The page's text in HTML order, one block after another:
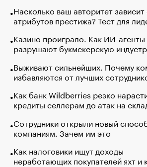
Насколько ваш авторитет зависит
атрибутов престижа? Тест для
Казино проиграло. Как ИИ-агенты
разрушают букмекерскую
Выживают сильнейших. Почему
избавляются от лучших
Как банк Wildberries резко
кредиты селлерам до атак на
Сотрудники открыли новый
компаниям. Зачем им это
Как налоговики ищут доходы
неработающих покупателей яхт и